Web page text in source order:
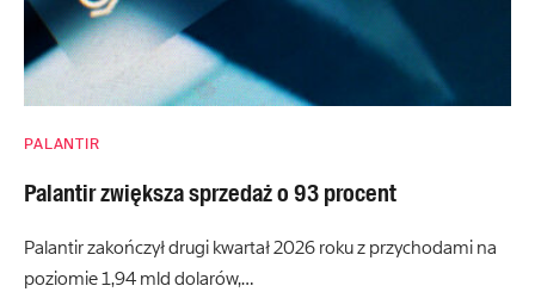
PALANTIR
Palantir zwiększa sprzedaż o 93 procent
Palantir zakończył drugi kwartał 2026 roku z przychodami na
poziomie 1,94 mld dolarów,…